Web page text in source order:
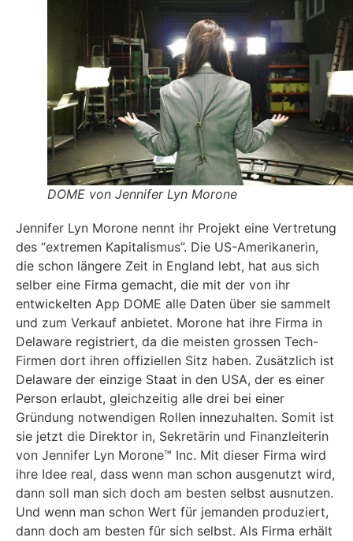
DOME von Jennifer Lyn Morone
Jennifer Lyn Morone nennt ihr Projekt eine Vertretung
des “extremen Kapitalismus”. Die US-Amerikanerin,
die schon längere Zeit in England lebt, hat aus sich
selber eine Firma gemacht, die mit der von ihr
entwickelten App DOME alle Daten über sie sammelt
und zum Verkauf anbietet. Morone hat ihre Firma in
Delaware registriert, da die meisten grossen Tech-
Firmen dort ihren offiziellen Sitz haben. Zusätzlich ist
Delaware der einzige Staat in den USA, der es einer
Person erlaubt, gleichzeitig alle drei bei einer
Gründung notwendigen Rollen innezuhalten. Somit ist
sie jetzt die Direktor in, Sekretärin und Finanzleiterin
von Jennifer Lyn Morone™ Inc. Mit dieser Firma wird
ihre Idee real, dass wenn man schon ausgenutzt wird,
dann soll man sich doch am besten selbst ausnutzen.
Und wenn man schon Wert für jemanden produziert,
dann doch am besten für sich selbst. Als Firma erhält